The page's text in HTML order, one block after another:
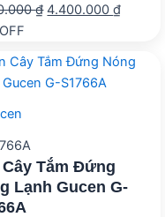
₫Giá
5.500.000 ₫.
4.400.000₫Giá
là:
Cây Tắm Đứng
Lạnh Gucen G-